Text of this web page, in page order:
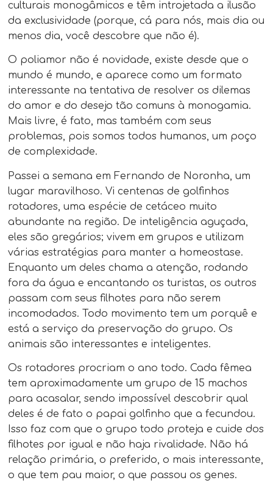
culturais monogâmicos e têm introjetada a ilusão
da exclusividade (porque, cá para nós, mais dia ou
menos dia, você descobre que não é).
O poliamor não é novidade, existe desde que o
mundo é mundo, e aparece como um formato
interessante na tentativa de resolver os dilemas
do amor e do desejo tão comuns à monogamia.
Mais livre, é fato, mas também com seus
problemas, pois somos todos humanos, um poço
de complexidade.
Passei a semana em Fernando de Noronha, um
lugar maravilhoso. Vi centenas de golfinhos
rotadores, uma espécie de cetáceo muito
abundante na região. De inteligência aguçada,
eles são gregários; vivem em grupos e utilizam
várias estratégias para manter a homeostase.
Enquanto um deles chama a atenção, rodando
fora da água e encantando os turistas, os outros
passam com seus filhotes para não serem
incomodados. Todo movimento tem um porquê e
está a serviço da preservação do grupo. Os
animais são interessantes e inteligentes.
Os rotadores procriam o ano todo. Cada fêmea
tem aproximadamente um grupo de 15 machos
para acasalar, sendo impossível descobrir qual
deles é de fato o papai golfinho que a fecundou.
Isso faz com que o grupo todo proteja e cuide dos
filhotes por igual e não haja rivalidade. Não há
relação primária, o preferido, o mais interessante,
o que tem pau maior, o que passou os genes.